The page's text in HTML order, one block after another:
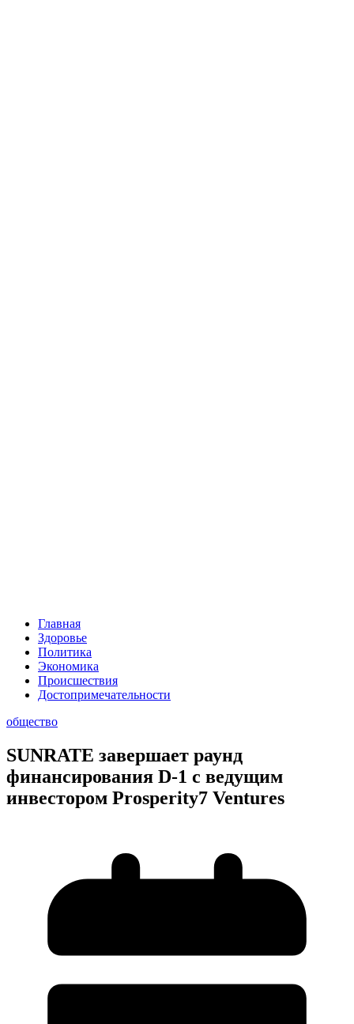
Главная
Здоровье
Политика
Экономика
Происшествия
Достопримечательности
общество
SUNRATE завершает раунд
финансирования D-1 с ведущим
инвестором Prosperity7 Ventures